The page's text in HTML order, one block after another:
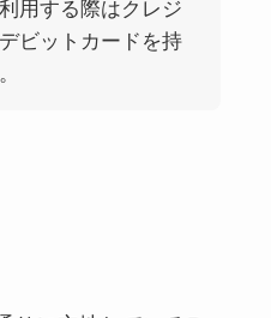
用する際はクレジ
ビットカードを持